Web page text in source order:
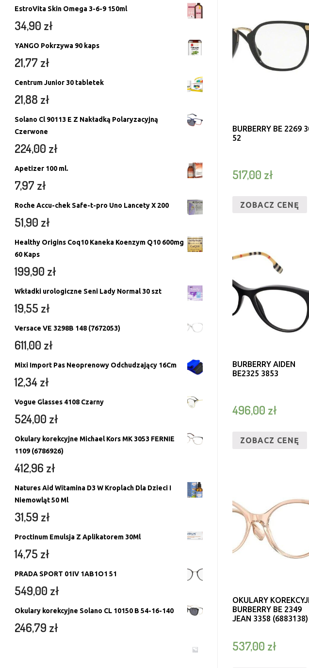
BURBERRY BE 2269
52
517,00 zł
ZOBACZ CENĘ
BURBERRY AIDEN
BE2325 3853
496,00 zł
ZOBACZ CENĘ
OKULARY
BURBERRY BE 2349
JEAN 3358 (6883138)
537,00 zł
EstroVita Skin Omega 3-6-9 150ml
34,90 zł
YANGO Pokrzywa 90 kaps
21,77 zł
Centrum Junior 30 tabletek
21,88 zł
Solano Cl 90113 E Z Nakładką Polaryzacyjną
Czerwone
224,00 zł
Apetizer 100 ml.
7,97 zł
Roche Accu-chek Safe-t-pro Uno Lancety X 200
51,90 zł
Healthy Origins Coq10 Kaneka Koenzym Q10 600mg
60 Kaps
199,90 zł
Wkładki urologiczne Seni Lady Normal 30 szt
19,55 zł
Versace VE 3298B 148 (7672053)
611,00 zł
Mixi Import Pas Neoprenowy Odchudzający 16Cm
12,34zł
Vogue Glasses 4108 Czarny
524,00 zł
Okulary korekcyjne Michael Kors MK 3053 FERNIE
1109 (6786926)
412,96 zł
Natures Aid Witamina D3 W Kroplach Dla Dzieci I
Niemowląt 50 Ml
31,59 zł
Proctinum Emulsja Z Aplikatorem 30Ml
14,75 zł
PRADA SPORT 01IV 1AB1O1 51
549,00 zł
Okulary korekcyjne Solano CL 10150 B 54-16-140
246,79 zł